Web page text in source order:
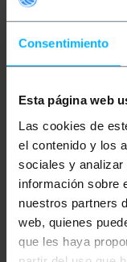
Consentimiento
Esta página web
Las cookies de
el contenido y los
sociales y
información sobre
nuestros partners
web, quienes
que les haya
verschiedene
Definition
auch als
werden.
Es
oder
Einfache